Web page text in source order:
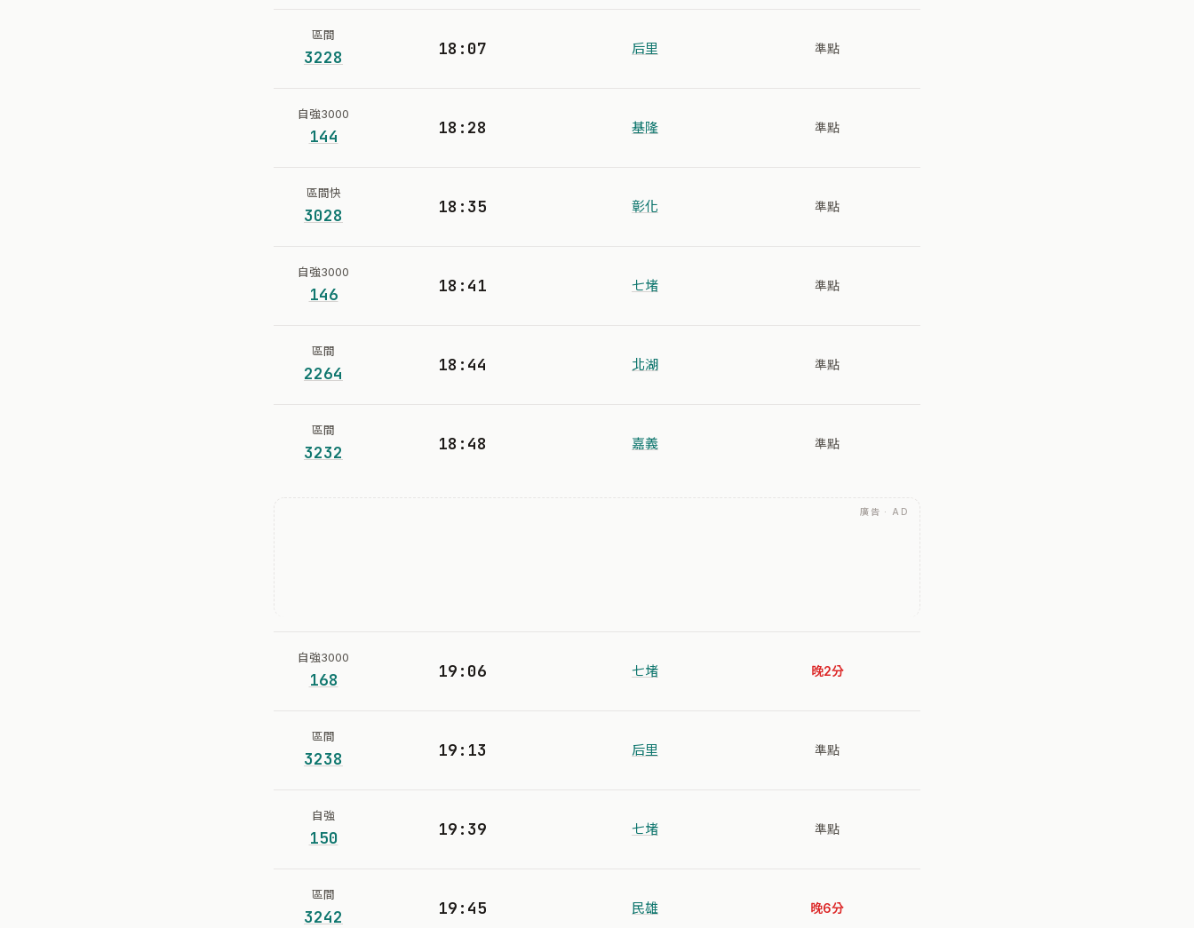
區間
3228 18:07 后里 準點
自強3000
144 18:28 基隆 準點
區間快
3028 18:35 彰化 準點
自強3000
146 18:41 七堵 準點
區間
2264 18:44 北湖 準點
區間
3232 18:48 嘉義 準點
廣告 · AD
自強3000
168 19:06 七堵 晚2分
區間
3238 19:13 后里 準點
自強
150 19:39 七堵 準點
區間
3242 19:45 民雄 晚6分